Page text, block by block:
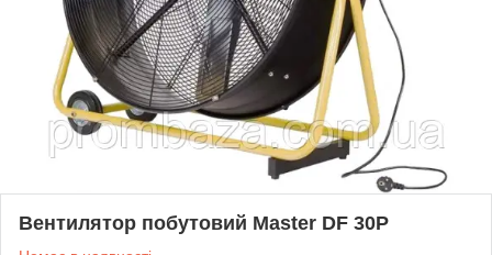
Вентилятор побутовий Master DF 30P